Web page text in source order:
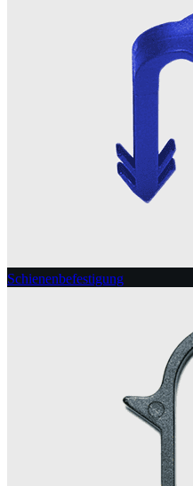
Schienenbefestigung